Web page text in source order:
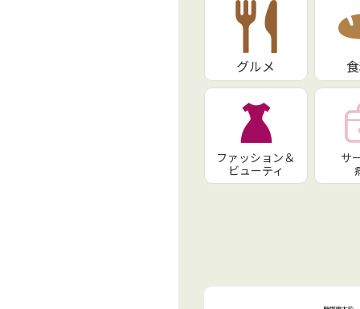
グルメ
ファッション＆
ビューティ
サ